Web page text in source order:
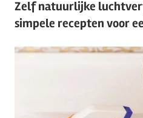
Zelf natuurlijke
simpele recepten voor